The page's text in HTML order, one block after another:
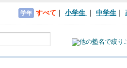
学年 すべて 小学生 中学生